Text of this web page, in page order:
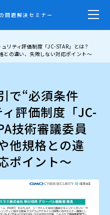
問題解決セミナー
リティ評価制度「JC-STAR」とは？
との違い、失敗しない対応ポイント～
で“必須条件
評価制度「JC-
技術審議委員
他規格との違
ポイント～